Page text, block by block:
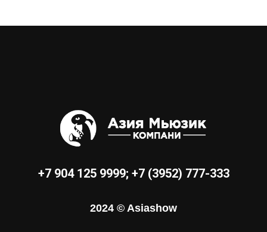
+7 904 125 9999; +7 (3952) 777-333
2024 © Asiashow